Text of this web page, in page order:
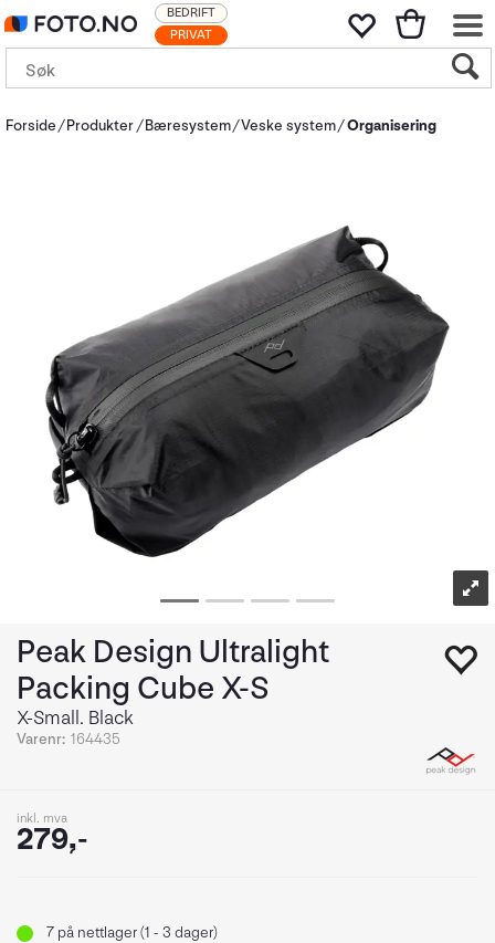
PRIVAT
BEDRIFT
Forside Produkter Bæresystem Veske system Organisering
Peak Design Ultralight
Packing Cube X-S
X-Small. Black
Varenr: 164435
inkl. mva
279,-
7 på nettlager (1 - 3 dager)